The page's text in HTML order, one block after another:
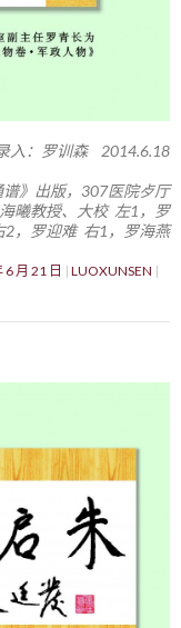
入：罗训森 2014.6.18
》出版，307医院歺厅
曦教授、大校 左1，罗
2，罗迎难 右1，罗海燕
月 21 日
LUOXUNSEN